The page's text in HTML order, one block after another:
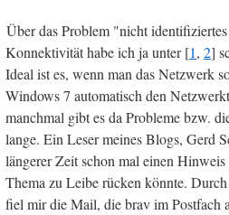
Über das Problem "nicht
Konnektivität habe ich ja unter [1, 2]
Ideal ist es, wenn man das Netzwerk
Windows 7 automatisch den
manchmal gibt es da Probleme bzw.
lange. Ein Leser meines Blogs, Gerd
längerer Zeit schon mal einen
Thema zu Leibe rücken könnte.
fiel mir die Mail, die brav im Postfach